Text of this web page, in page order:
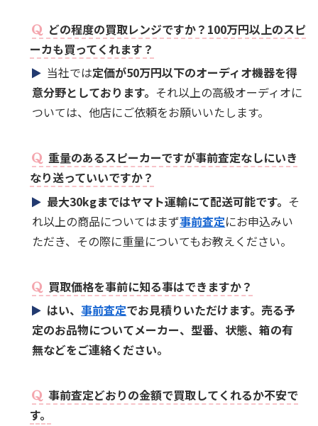
どの程度の買取レンジですか？100万円以上のスピ
ーカも買ってくれます？
当社では定価が50万円以下のオーディオ機器を得
意分野としております。 それ以上の高級オーディオに
ついては、他店にご依頼をお願いいたします。
重量のあるスピーカーですが事前査定なしにいき
なり送っていいですか？
最大30kgまではヤマト運輸にて配送可能です。 そ
れ以上の商品についてはまず事前査定にお申込みい
ただき、その際に重量についてもお教えください。
買取価格を事前に知る事はできますか？
はい、事前査定でお見積りいただけます。売る予
定のお品物についてメーカー、型番、状態、箱の有
無などをご連絡ください。
事前査定どおりの金額で買取してくれるか不安で
す。